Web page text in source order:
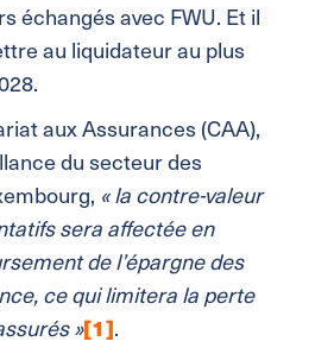
échangés avec FWU. Et il
au liquidateur au plus
aux Assurances (CAA),
du secteur des
« la contre-valeur
sera affectée en
de l’épargne des
ce qui limitera la perte
»[1].